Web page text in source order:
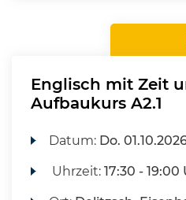
Englisch mit Zeit
Aufbaukurs A2.1
Datum: Do.
Uhrzeit:17:30 - 19:00